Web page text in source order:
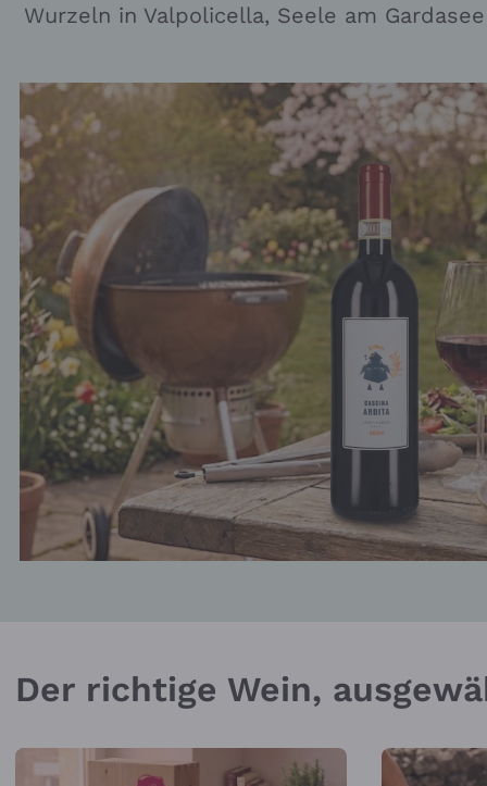
Wurzeln in Valpolicella, Seele am Gardasee
Der richtige Wein,